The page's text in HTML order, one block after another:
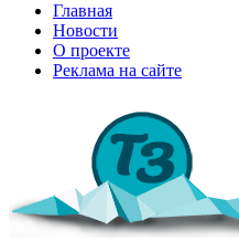
Главная
Новости
О проекте
Реклама на сайте